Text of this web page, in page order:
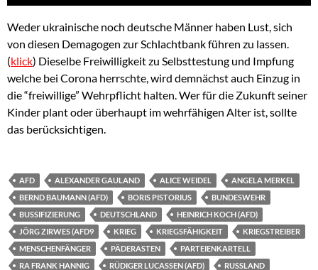
Weder ukrainische noch deutsche Männer haben Lust, sich
von diesen Demagogen zur Schlachtbank führen zu lassen.
(klick) Dieselbe Freiwilligkeit zu Selbsttestung und Impfung
welche bei Corona herrschte, wird demnächst auch Einzug in
die “freiwillige” Wehrpflicht halten. Wer für die Zukunft seiner
Kinder plant oder überhaupt im wehrfähigen Alter ist, sollte
das berücksichtigen.
AFD ALEXANDER GAULAND ALICE WEIDEL
ANGELA MERKEL
BERND BAUMANN (AFD)
BORIS PISTORIUS
BUNDESWEHR
BUSSIFIZIERUNG
DEUTSCHLAND
HEINRICH KOCH (AFD)
JÖRG ZIRWES (AFD9
KRIEG KRIEGSFÄHIGKEIT
KRIEGSTREIBER
MENSCHENFÄNGER
PÄDERASTEN
PARTEIENKARTELL
RA FRANK HANNIG
RÜDIGER LUCASSEN (AFD) RUSSLAND